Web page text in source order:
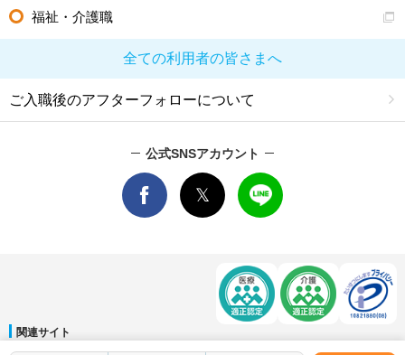
福祉・介護職
全ての利用者の皆さまへ
ご入職後のアフターフォローについて
公式SNSアカウント
関連サイト
マイナビDOCTOR│マイナビ看護師│マイナビ薬剤師│マイナビ保育士